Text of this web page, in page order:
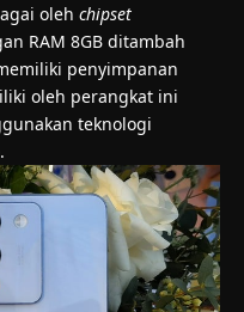
oleh chipset
RAM 8GB ditambah
penyimpanan
oleh perangkat ini
teknologi